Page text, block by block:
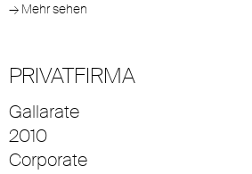
→ Mehr sehen
PRIVATFIRMA
Gallarate
2010
Corporate